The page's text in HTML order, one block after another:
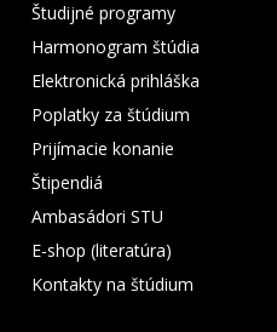
Študijné programy
Harmonogram štúdia
Elektronická prihláška
Poplatky za štúdium
Prijímacie konanie
Štipendiá
Ambasádori STU
E-shop (literatúra)
Kontakty na štúdium